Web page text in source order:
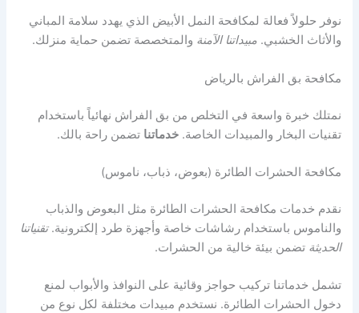
نوفر حلولاً فعالة لمكافحة النمل الأبيض الذي يهدد سلامة المباني
والأثاث الخشبي. مبيداتنا الآمنة والمتخصصة تضمن حماية منزلك.
مكافحة بق الفراش بالرياض
نمتلك خبرة واسعة في التخلص من بق الفراش نهائياً باستخدام
تقنيات البخار والمبيدات الخاصة.خدماتنا تضمن راحة بالك.
مكافحة الحشرات الطائرة (بعوض، ذباب، ناموس)
نقدم خدمات مكافحة الحشرات الطائرة مثل البعوض والذباب
والناموس باستخدام رشاشات خاصة وأجهزة طرد إلكترونية.تقنياتنا
الحديثة تضمن بيئة خالية من الحشرات.
تشمل خدماتنا تركيب حواجز وقائية على النوافذ والأبواب لمنع
دخول الحشرات الطائرة. نستخدم مبيدات مختلفة لكل نوع من